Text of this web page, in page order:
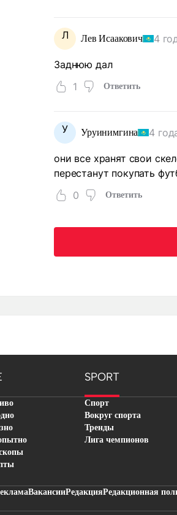
Л Лев Исаакович 4
Заднюю дал
1
Ответить
У Уруинимгина 4
они все хранят свои
перестанут покупать
0
Ответить
SPORT
Спорт
Вокруг спорта
Тренды
Лига чемпионов
ВакансииРедакцияРедакционная